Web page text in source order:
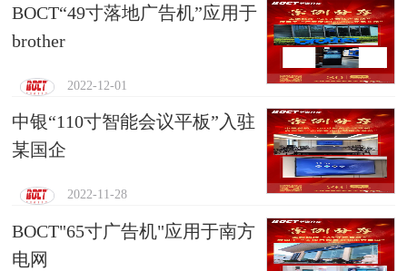
BOCT“49寸落地广告机”应用于
brother
2022-12-01
中银“110寸智能会议平板”入驻
某国企
2022-11-28
BOCT"65寸广告机"应用于南方
电网